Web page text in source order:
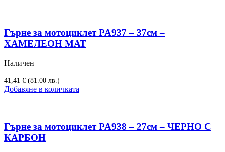
Гърне за мотоциклет PA937 – 37см –
ХАМЕЛЕОН МАТ
Наличен
41,41 € (81.00 лв.)
Добавяне в количката
Гърне за мотоциклет PA938 – 27см – ЧЕРНО С
КАРБОН